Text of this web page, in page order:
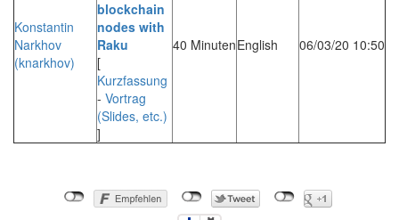
Konstantin
Narkhov
(‎knarkhov‎)
blockchain
nodes with
Raku‎
[
Kurzfassung
- Vortrag
(Slides, etc.)
]
40 MinutenEnglish 06/03/20 10:50